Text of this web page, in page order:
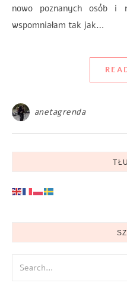
nowo poznanych osób i
wspomniałam tak jak…
anetagrenda